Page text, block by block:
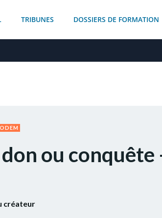
TRIBUNES DOSSIERS DE FORMATION
ou conquête
créateur